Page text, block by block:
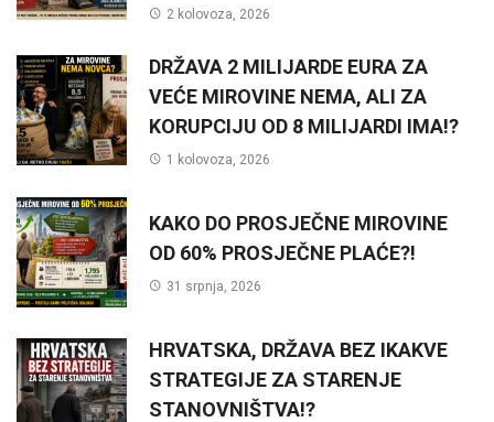
2 kolovoza, 2026
DRŽAVA 2 MILIJARDE EURA ZA
VEĆE MIROVINE NEMA, ALI ZA
KORUPCIJU OD 8 MILIJARDI IMA!?
1 kolovoza, 2026
KAKO DO PROSJEČNE MIROVINE
OD 60% PROSJEČNE PLAĆE?!
31 srpnja, 2026
HRVATSKA, DRŽAVA BEZ IKAKVE
STRATEGIJE ZA STARENJE
STANOVNIŠTVA!?